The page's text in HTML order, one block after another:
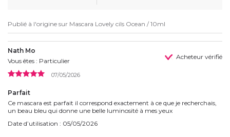
Publié à l'origine sur Mascara Lovely cils Ocean / 10ml
Nath Mo
Vous êtes : Particulier
Acheteur vérifié
07/05/2026
Parfait
Ce mascara est parfait il correspond exactement à ce que je recherchais,
un beau bleu qui donne une belle luminosité à mes yeux
Date d’utilisation : 05/05/2026